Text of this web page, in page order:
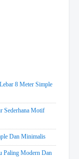
8 Meter Simple
Sederhana Motif
Dan Minimalis
Paling Modern Dan